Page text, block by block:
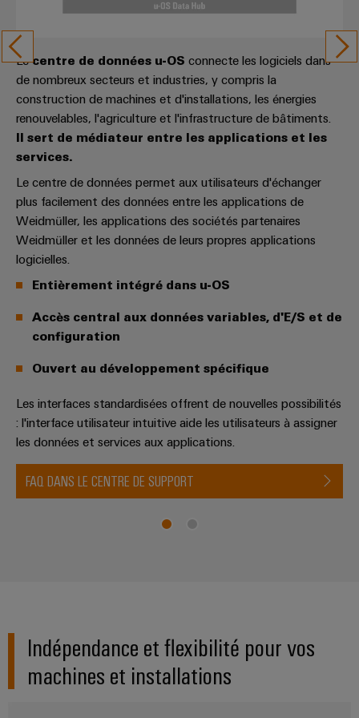
bâtiment
pour
les
besoins
spécifiques
de
la
construction
d'infrastructures
Construction
d'armoire
Des
pour
les
défis
la
d'armoire
Fabricants
d'équipements
Solutions
de
technique
énergie
traditionnelle
L'avenir
Solutions
Systèmes
et
solutions
Automatisation
décentralisée
Solutions
de
de
l'énergie
IIoT
et
d'automatisation
Analytique
industrielle
Automatisation
Plateforme
de
Câblage
API
et
solutions
de
migration
d'accès
Boîtiers
de
distribution
Électronique
Modules
relais
et
relais
statiques
Amplificateurs
Alimentations
Boîtiers
laboratoire
Support
Support
technique
Conformité
environnementale
produit
PSIRT
Données
techniques
Catalogues
produits
techniques
Réparations
et
et
webinaires
Réseau
de
partenaires
IIoT
Trouvez
votre
partenaire
pour
vos
solutions
d'IIoT
et
d'automatisation
Événements
et
salons
Boutique
en
ligne
Newsletter
Registration
Demande
de
catalogue
Liste
de
Promotions
Machinery
Infrastructure
du
bâtiment
ALL
SERVICES
first
Partenariats
Lecentre de données u-OS connecte les logiciels dans
de nombreux secteurs et industries, y compris la
construction de machines et d'installations, les énergies
renouvelables, l'agriculture et l'infrastructure de bâtiments.
Il sert de médiateur entre les applications et les
services.
Le centre de données permet aux utilisateurs d'échanger
plus facilement des données entre les applications de
Weidmüller, les applications des sociétés partenaires
Weidmüller et les données de leurs propres applications
logicielles.
Entièrement intégré dans u-OS
Accès central aux données variables, d'E/S et de
configuration
Ouvert au développement spécifique
Les interfaces standardisées offrent de nouvelles possibilités
: l'interface utilisateur intuitive aide les utilisateurs à assigner
les données et services aux applications.
FAQ DANS LE CENTRE DE SUPPORT
Indépendance et flexibilité pour vos
machines et installations